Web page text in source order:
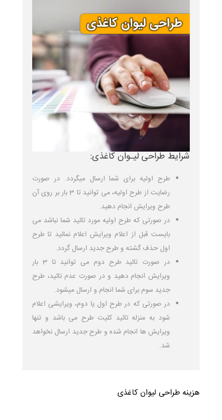
شرایط طراحی لیـوان کاغذی:
طرح اولیه برای شما ارسال میگردد. در صورت
رضایت از طرح اولیه، می توانید تا 3 بار بر روی آن
طرح ویرایش انجام دهید.
در صورتی که طرح اولیه مورد تائید شما نباشد می
بایست قبل از اعلام ویرایش اعلام نمائید تا طرح
اول حذف گشته و طرح جدید ارسال گردد.
در صورت تائید طرح دوم می توانید تا 3 بار
ویرایش انجام دهید و در صورت عدم تائید، طرح
جدید سوم برای شما انجام و ارسال میشود.
در صورتی که در طرح اول یا دوم، ویرایشی اعلام
شود به منزله تائید کلیت طرح می باشد و تنها
ویرایش ها انجام شده و طرح جدید ارسال نخواهد
شد.
هزینه طراحی لیوان کاغذی